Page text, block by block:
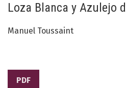
Loza Blanca y Azulejo
Manuel Toussaint
PDF